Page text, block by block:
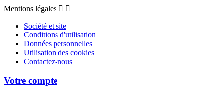
Mentions légales  
Société et site
Conditions d'utilisation
Données personnelles
Utilisation des cookies
Contactez-nous
Votre compte